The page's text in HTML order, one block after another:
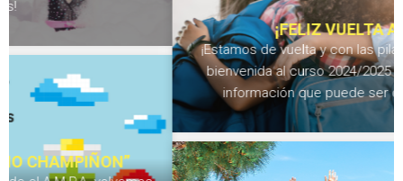
¡FELIZ VUELTA AL COLE!
¡Estamos de vuelta y con las pilas cargadas! Damos la
bienvenida al curso 2024/2025 compartiendo alguna
información que puede ser de vuestro interés.